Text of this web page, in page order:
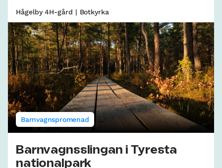
Hågelby 4H-gård | Botkyrka
Barnvagnspromenad
Barnvagnsslingan i Tyresta
nationalpark